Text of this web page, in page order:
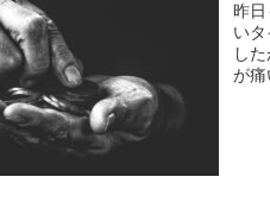
昨
い
し
が